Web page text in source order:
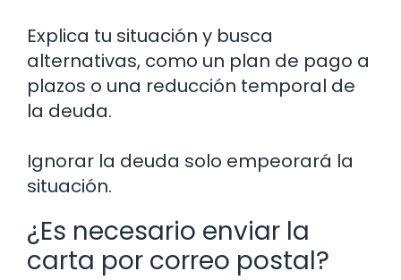
Explica tu situación y busca
alternativas, como un plan de pago a
plazos o una reducción temporal de
la deuda.
Ignorar la deuda solo empeorará la
situación.
¿Es necesario enviar la
carta por correo postal?